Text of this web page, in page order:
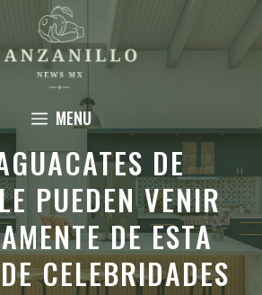
MENU
DE
PUEDEN VENIR
DE ESTA
CELEBRIDADES